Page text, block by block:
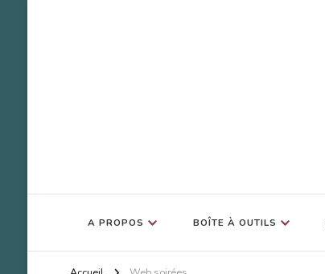
SOS Bulle d'Amour
A PROPOS BOÎTE À OUTILS